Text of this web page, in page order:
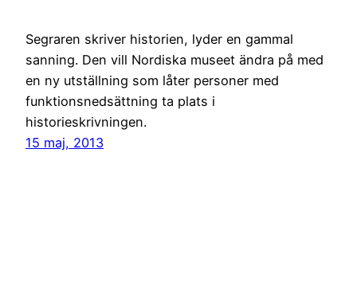
Segraren skriver historien, lyder en gammal
sanning. Den vill Nordiska museet ändra på med
en ny utställning som låter personer med
funktionsnedsättning ta plats i
historieskrivningen.
15 maj, 2013